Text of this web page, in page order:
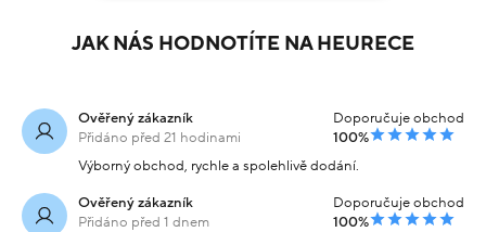
JAK NÁS HODNOTÍTE NA HEURECE
Ověřený zákazník
Přidáno před 21 hodinami
Doporučuje obchod
100%
Výborný obchod, rychle a spolehlivě dodání.
Ověřený zákazník
Přidáno před 1 dnem
Doporučuje obchod
100%